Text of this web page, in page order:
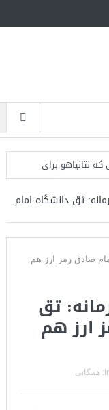
نتانیاهو برای
حملات هوایی
فلج کرد/آمریکا: خفه
در برابر حکومت
غیرقابل‌تحمل
تق دانشگاه امام
تق
ارز هم
همگانی